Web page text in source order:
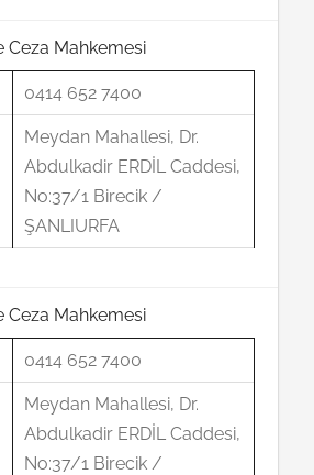
Ceza Mahkemesi
0414 652 7400
Meydan Mahallesi, Dr.
Abdulkadir ERDİL Caddesi,
No:37/1 Birecik /
ŞANLIURFA
Ceza Mahkemesi
0414 652 7400
Meydan Mahallesi, Dr.
Abdulkadir ERDİL Caddesi,
No:37/1 Birecik /